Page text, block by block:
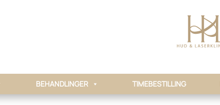
BEHANDLINGER TIMEBESTILLING